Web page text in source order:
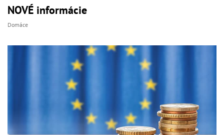
NOVÉ informácie
Domáce